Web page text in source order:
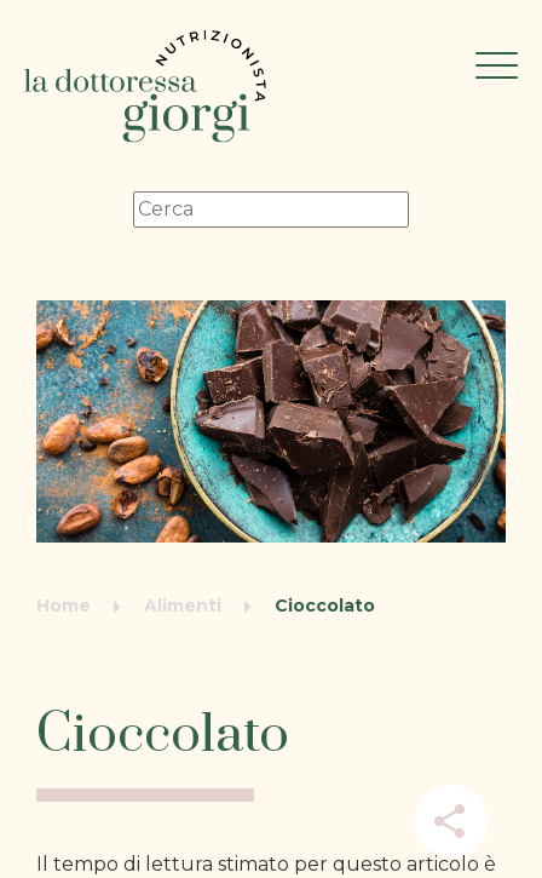
Home Alimenti Cioccolato
Cioccolato
Il tempo di lettura stimato per questo articolo è